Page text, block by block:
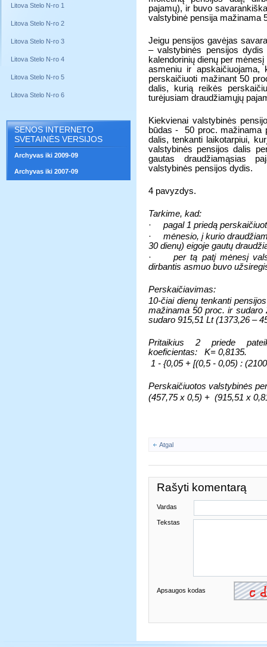
Litova Stelo N-ro 1
Litova Stelo N-ro 2
Litova Stelo N-ro 3
Litova Stelo N-ro 4
Litova Stelo N-ro 5
Litova Stelo N-ro 6
SENOS INTERNETO
SVETAINĖS VERSIJOS
Archyvas iki 2009-09
Archyvas iki 2007-09
pajamų), ir buvo
valstybinė pensija mažinama
Jeigu pensijos gavėjas
– valstybinės pensijos
kalendorinių dienų per
asmeniu ir
perskaičiuoti mažinant 50
dalis, kurią reikės
turėjusiam draudžiamųjų
Kiekvienai valstybinės
būdas -
50 proc. mažinama
dalis, tenkanti laikotarpiui,
valstybinės pensijos dalis
gautas draudžiamąsias
valstybinės pensijos dydis.
4 pavyzdys.
Tarkime, kad:
·
pagal 1 priedą
·
mėnesio, į kurio
30 dienų) eigoje gautų
·
per tą patį mėnesį
dirbantis asmuo buvo
Perskaičiavimas:
10-čiai dienų tenkanti
mažinama 50 proc. ir sudaro
sudaro 915,51 Lt (1373,26 –
Pritaikius 2 priede
koeficientas:
K= 0,8135.
1 - {0,05 + [(0,5 - 0,05) :
Perskaičiuotos valstybinės
(457,75 x 0,5) + (915,51 x
Atgal
Rašyti komentarą
Vardas
Tekstas
Apsaugos kodas